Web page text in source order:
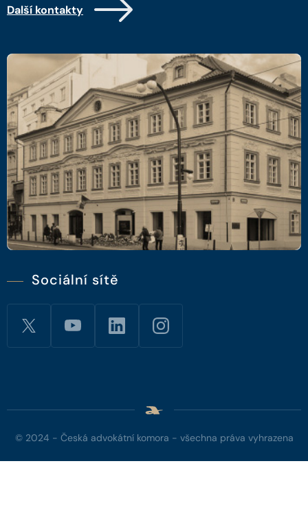
Další kontakty
Sociální sítě
© 2024 - Česká advokátní komora - všechna práva vyhrazena